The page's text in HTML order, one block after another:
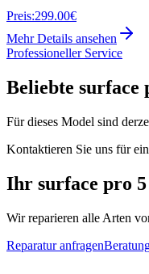
Preis:299.00€
Mehr Details ansehen
Professioneller Service
Beliebte surface
Für dieses Model sind
Kontaktieren Sie uns für
Ihr surface pro 5
Wir reparieren alle Arten
Reparatur anfragen